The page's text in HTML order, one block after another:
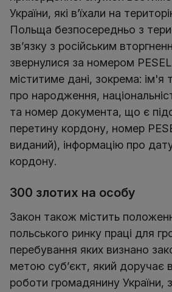
України, які в’їхали на
Польща безпосередньо з
зв’язку з російським
звернулися за номером
міститиме дані, зокрема: ім'я
про народження,
та номер документа, що є
перетину кордону, номер
виданий), інформацію про
кордону.
300 злотих на особу
Закон також містить
польського ринку праці для
перебування яких визнано
метою суб’єкт, який доручає
роботи громадянину України,